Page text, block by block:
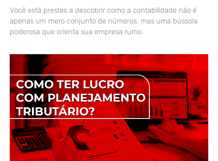
Você está prestes a descobrir como a contabilidade não é
apenas um mero conjunto de números, mas uma bússola
poderosa que orienta sua empresa rumo